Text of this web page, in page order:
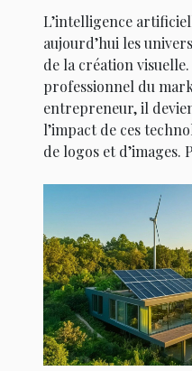
L’intelligence
aujourd’hui les
de la création visuelle.
professionnel du
entrepreneur, il
l’impact de ces
de logos et d’images.